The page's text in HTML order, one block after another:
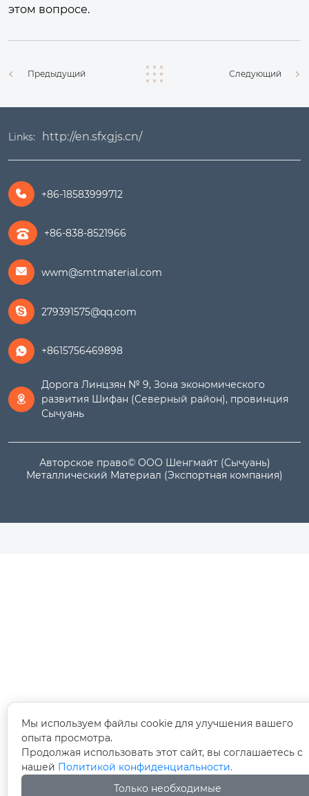
этом вопросе.
Предыдущий Следующий
Links: http://en.sfxgjs.cn/
 +86-18583999712
+86-838-8521966
 wwm@smtmaterial.com
 279391575@qq.com
 +8615756469898

Дорога Линцзян № 9, Зона экономического
развития Шифан (Северный район), провинция
Сычуань
Авторское право© ООО Шенгмайт (Сычуань)
Металлический Материал (Экспортная компания)
Мы используем файлы cookie для улучшения вашего
опыта просмотра.
Продолжая использовать этот сайт, вы соглашаетесь с
нашей Политикой конфиденциальности.
Только необходимые